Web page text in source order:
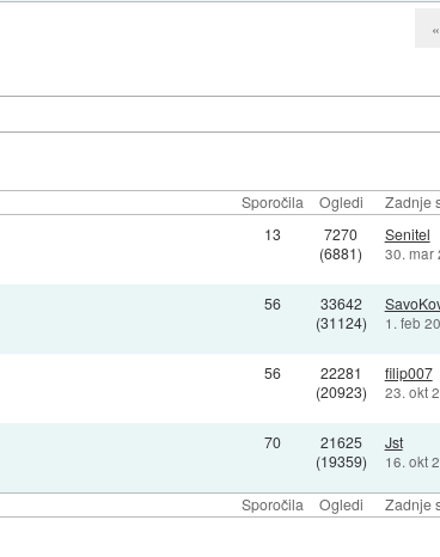
«
Sporočila Ogledi Zadnje
Sporočila Ogledi Zadnje
13
7270
(6881)
Senitel
30. mar
56
33642
(31124)
1. feb
56
22281
(20923)
filip007
23. okt
70
21625
(19359)
Jst
16. okt